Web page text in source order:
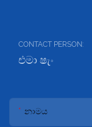
CONTACT PERSON:
එමා ෂැං
නාමය